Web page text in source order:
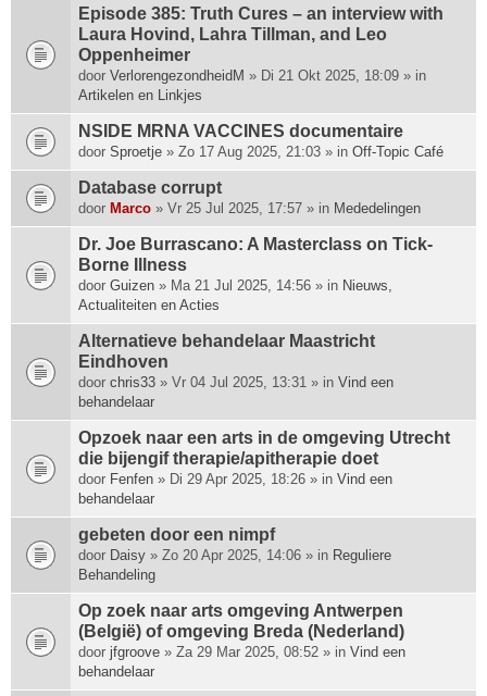
i
t
o
n
d
r
w
e
r
p
h
e
e
f
t
e
e
n
p
e
i
l
i
n
g
.
Episode 385: Truth Cures – an interview with
Laura Hovind, Lahra Tillman, and Leo
Oppenheimer
door VerlorengezondheidM » Di 21 Okt 2025, 18:09 » in
Artikelen en Linkjes
NSIDE MRNA VACCINES documentaire
door Sproetje » Zo 17 Aug 2025, 21:03 » in Off-Topic Café
Database corrupt
door Marco » Vr 25 Jul 2025, 17:57 » in Mededelingen
Dr. Joe Burrascano: A Masterclass on Tick-
Borne Illness
door Guizen » Ma 21 Jul 2025, 14:56 » in Nieuws,
Actualiteiten en Acties
Alternatieve behandelaar Maastricht
Eindhoven
door chris33 » Vr 04 Jul 2025, 13:31 » in Vind een
behandelaar
Opzoek naar een arts in de omgeving Utrecht
die bijengif therapie/apitherapie doet
door Fenfen » Di 29 Apr 2025, 18:26 » in Vind een
behandelaar
gebeten door een nimpf
door Daisy » Zo 20 Apr 2025, 14:06 » in Reguliere
Behandeling
Op zoek naar arts omgeving Antwerpen
(België) of omgeving Breda (Nederland)
door jfgroove » Za 29 Mar 2025, 08:52 » in Vind een
behandelaar